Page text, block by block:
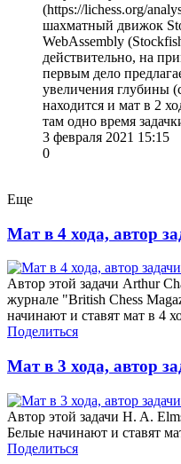
(https://lichess.org/
шахматный движок
WebAssembly
действительно, на
первым дело
увеличения глубины
находится и мат в 2
там одно время
3 февраля 2021 15:15
0
Еще
Мат в 4 хода, автор
Автор этой задачи Arthur
журнале "British Chess
начинают и ставят мат в 4
Поделиться
Мат в 3 хода, автор
Автор этой задачи H. A.
Белые начинают и ставят
Поделиться